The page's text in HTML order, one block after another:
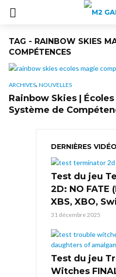
TAG - RAINBOW SKIES
COMPÉTENCES
ARCHIVES, NOUVELLES
Rainbow Skies |
Système de
DERNIÈRES
Test du jeu
2D: NO FATE
XBS, XBO,
31 décembre 2025
Test du jeu
Witches